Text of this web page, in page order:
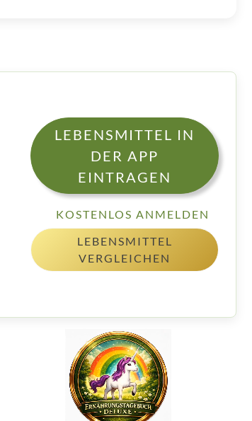
LEBENSMITTEL IN
DER APP
EINTRAGEN
KOSTENLOS ANMELDEN
LEBENSMITTEL
VERGLEICHEN